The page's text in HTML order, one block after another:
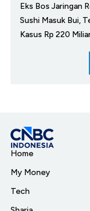
Eks Bos Jaringan
Sushi Masuk Bui,
Kasus Rp 220
Home
My Money
Tech